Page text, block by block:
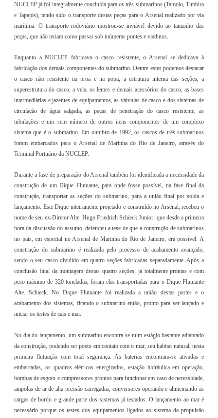
NUCLEP já foi integralmente concluída para os três submarinos (Tamoio, Timbira
e Tapajós), tendo sido o transporte destas peças para o Arsenal realizado por via
marítima. O transporte rodoviário mostrou-se inviável devido ao tamanho das
peças, que não teriam como passar sob inúmeras pontes e viadutos.
Enquanto a NUCLEP fabricava o casco resistente, o Arsenal se dedicava à
fabricação dos demais componentes do submarino. Dentre estes podemos destacar
o casco não resistente na proa e na popa, a estrutura interna das seções, a
superestrutura do casco, a vela, os lemes e demais acessórios do casco, as bases
intermediárias e jazentes de equipamentos, as válvulas de casco e dos sistemas de
circulação de água salgada, as peças de penetração do casco resistente, as
tubulações e um sem número de outros itens componentes de um complexo
sistema que é o submarino. Em outubro de 1992, os cascos de três submarinos
foram embarcados para o Arsenal de Marinha do Rio de Janeiro, através do
Terminal Portuário da NUCLEP.
Durante a fase de preparação do Arsenal também foi identificada a necessidade da
construção de um Dique Flutuante, para onde fosse possível, na fase final da
construção, transportar as seções do submarino, para a união final por solda e
lançamento. Este Dique inteiramente projetado e construído no Arsenal, recebeu o
nome de seu ex-Diretor Alte. Hugo Friedrich Schieck Junior, que desde a primeira
hora da discussão do assunto, defendeu a tese de que a construção de submarinos
no país, em especial no Arsenal de Marinha do Rio de Janeiro, era possível. A
construção do submarino é realizada pelo processo de acabamento avançado,
sendo o seu casco dividido em quatro seções fabricadas separadamente. Após a
conclusão final da montagem destas quatro seções, já totalmente prontas e com
peso máximo de 320 toneladas, foram elas transportadas para o Dique Flutuante
Alte. Schieck. No Dique Flutuante foi realizada a união destas partes e o
acabamento dos sistemas, ficando o submarino então, pronto para ser lançado e
iniciar os testes de cais e mar.
No dia do lançamento, um submarino encontra-se num estágio bastante adiantado
da construção, podendo ser posto em contato com o mar, seu habitat natural, nesta
primeira flutuação com total segurança. As baterias encontram-se ativadas e
embarcadas, os quadros elétricos energizados, estação hidráulica em operação,
bombas de esgoto e compressores prontos para funcionar em caso de necessidade,
ampolas de ar de alta pressão carregadas, conversores operando e alimentando as
cargas de bordo e grande parte dos sistemas já testados. O lançamento ao mar é
necessário porque os testes dos equipamentos ligados ao sistema da propulsão